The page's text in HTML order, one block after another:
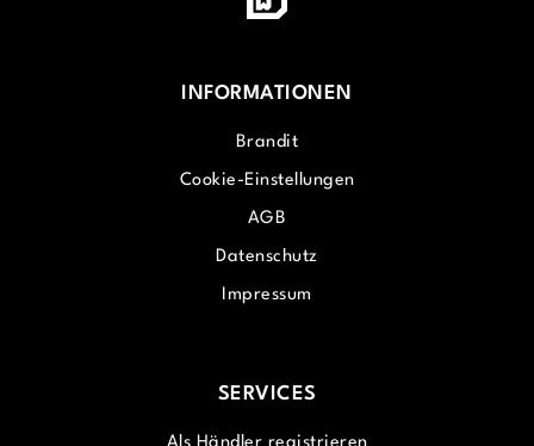
INFORMATIONEN
Brandit
Cookie-Einstellungen
AGB
Datenschutz
Impressum
SERVICES